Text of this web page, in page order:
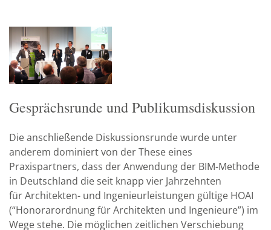
Gesprächsrunde und Publikumsdiskussion
Die anschließende Diskussionsrunde wurde unter
anderem dominiert von der These eines
Praxispartners, dass der Anwendung der BIM-Methode
in Deutschland die seit knapp vier Jahrzehnten
für Architekten- und Ingenieurleistungen gültige HOAI
(“Honorarordnung für Architekten und Ingenieure”) im
Wege stehe. Die möglichen zeitlichen Verschiebung